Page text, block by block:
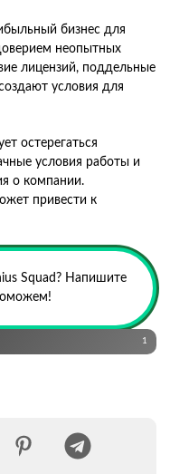
бизнес для
неопытных
лицензий, поддельные
условия для
остерегаться
условия работы и
о компании.
привести к
Squad? Напишите
1